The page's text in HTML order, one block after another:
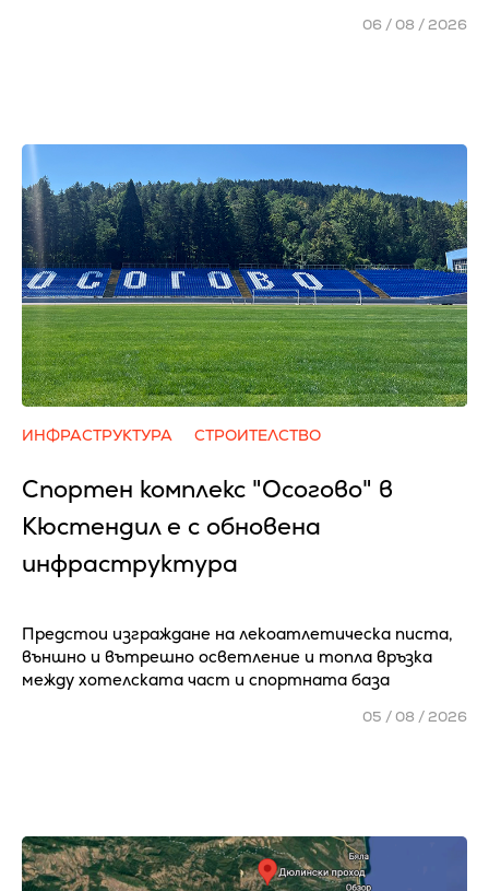
06 / 08 / 2026
ИНФРАСТРУКТУРА СТРОИТЕЛСТВО
Спортен комплекс "Осогово" в
Кюстендил е с обновена
инфраструктура
Предстои изграждане на лекоатлетическа писта,
външно и вътрешно осветление и топла връзка
между хотелската част и спортната база
05 / 08 / 2026